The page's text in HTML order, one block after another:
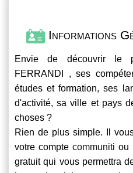
Informations
Envie de découvrir le
FERRANDI , ses
études et formation, ses
d'activité, sa ville et pays
choses ?
Rien de plus simple. Il
votre compte communiti ou
gratuit qui vous permettra